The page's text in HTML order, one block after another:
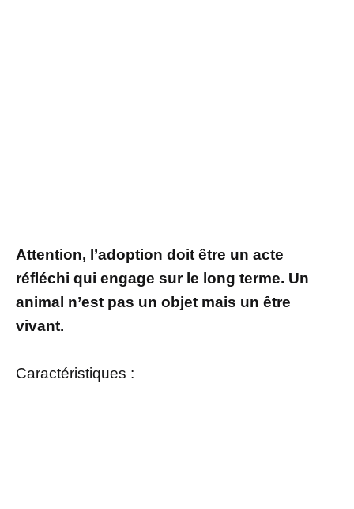
Attention, l’adoption doit être un acte
réfléchi qui engage sur le long terme. Un
animal n’est pas un objet mais un être
vivant.
Caractéristiques :